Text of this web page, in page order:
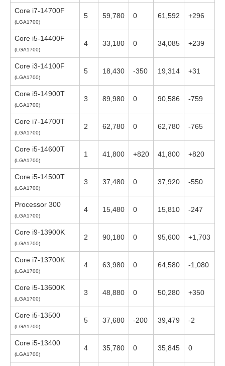
Core i7-14700F
(LGA1700)
5 59,780 0 61,592 +296
Core i5-14400F
(LGA1700)
4 33,180 0 34,085 +239
Core i3-14100F
(LGA1700)
5 18,430 -350 19,314 +31
Core i9-14900T
(LGA1700)
3 89,980 0 90,586 -759
Core i7-14700T
(LGA1700)
2 62,780 0 62,780 -765
Core i5-14600T
(LGA1700)
1 41,800 +820 41,800 +820
Core i5-14500T
(LGA1700)
3 37,480 0 37,920 -550
Processor 300
(LGA1700)
4 15,480 0 15,810 -247
Core i9-13900K
(LGA1700)
2 90,180 0 95,600 +1,703
Core i7-13700K
(LGA1700)
4 63,980 0 64,580 -1,080
Core i5-13600K
(LGA1700)
3 48,880 0 50,280 +350
Core i5-13500
(LGA1700)
5 37,680 -200 39,479 -2
Core i5-13400
(LGA1700)
4 35,780 0 35,845 0